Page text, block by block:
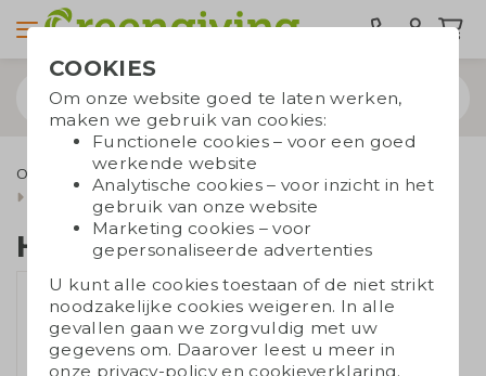
Outdoor & Vrije tijd Speelgoed en spellen
Houten toren spel
Houten toren spel
COOKIES
Om onze website goed te laten werken,
maken we gebruik van cookies:
Functionele cookies – voor een goed
werkende website
Analytische cookies – voor inzicht in het
gebruik van onze website
Marketing cookies – voor
gepersonaliseerde advertenties
U kunt alle cookies toestaan of de niet strikt
noodzakelijke cookies weigeren. In alle
gevallen gaan we zorgvuldig met uw
gegevens om. Daarover leest u meer in
onze privacy-policyen cookieverklaring.